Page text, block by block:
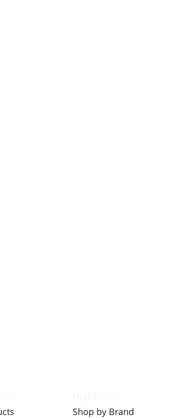
Shop by Brand